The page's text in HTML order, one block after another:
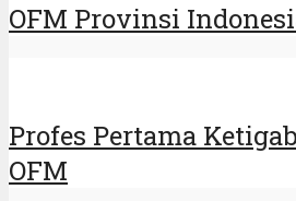
OFM Provinsi
Profes Pertama
OFM